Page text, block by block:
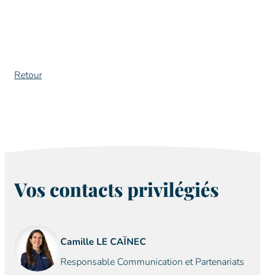
Retour
Vos contacts privilégiés
Camille LE CAÏNEC
Responsable Communication et Partenariats